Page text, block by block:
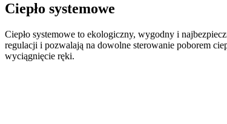
Ciepło systemowe
Ciepło systemowe to ekologiczny, wygodny i
regulacji i pozwalają na dowolne sterowanie poborem
wyciągnięcie ręki.